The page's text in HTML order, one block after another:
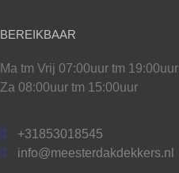
BEREIKBAAR
Ma tm Vrij 07:00uur tm 19:00uur
Za 08:00uur tm 15:00uur
+31853018545
info@meesterdakdekkers.nl